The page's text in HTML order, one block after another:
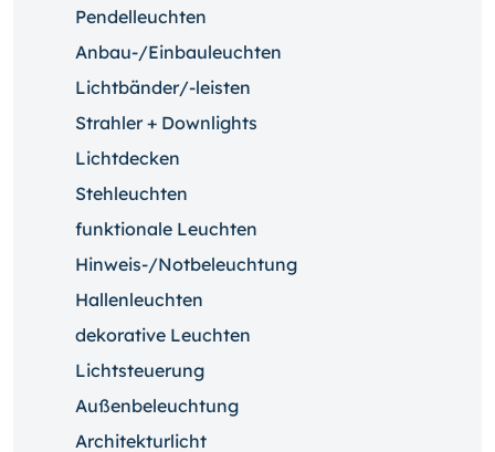
Pendelleuchten
Anbau-/Einbauleuchten
Lichtbänder/-leisten
Strahler + Downlights
Lichtdecken
Stehleuchten
funktionale Leuchten
Hinweis-/Notbeleuchtung
Hallenleuchten
dekorative Leuchten
Lichtsteuerung
Außenbeleuchtung
Architekturlicht